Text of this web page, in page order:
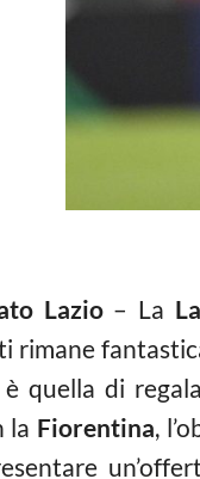
Lazio– La
rimane
è quella di
la Fiorentina,